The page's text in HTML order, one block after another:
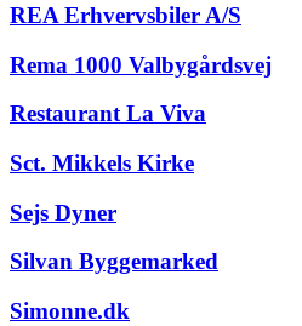
REA Erhvervsbiler A/S
Rema 1000 Valbygårdsvej
Restaurant La Viva
Sct. Mikkels Kirke
Sejs Dyner
Silvan Byggemarked
Simonne.dk